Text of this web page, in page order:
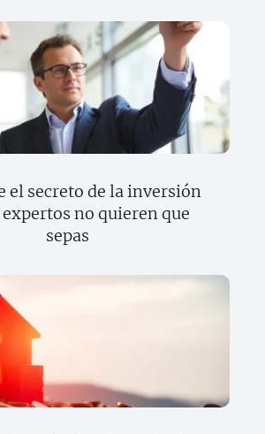
el secreto de la inversión
no quieren que
sepas